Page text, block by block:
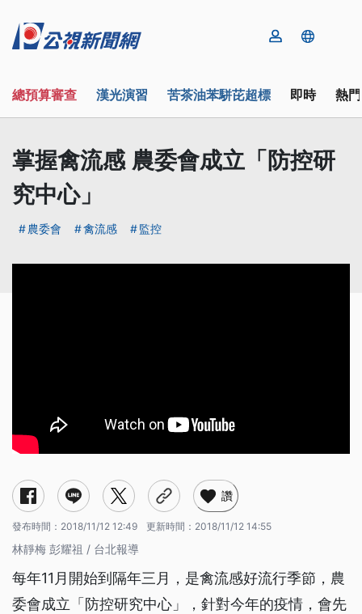
總預算審查 漢光演習 苦茶油苯駢芘超標 即時 熱
掌握禽流感 農委會成立「防控研
究中心」
農委會 禽流感 監控
讚
發布時間： 2018/11/12 12:49 更新時間： 2018/11/12 14:55
林靜梅 彭耀祖 / 台北報導
每年11月開始到隔年三月，是禽流感好流行季節，農
委會成立「防控研究中心」，針對今年的疫情，會先